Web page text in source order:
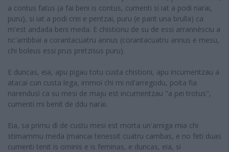
a contus fatus (a fai beni is contus, cumenti si iat a podi narai,
puru), si iat a podi crei e pentzai, puru (e parit una brulla) ca
m'est andada beni meda. E chistionu de su de essi arrannèsciu a
nc'arribbai a corantacuatru annus (corantacuatru annus e mesu,
chi boleus essi prus pretzisus puru).
E duncas, eia, apu pigau totu custa chistioni, apu incumentzau a
atacai cun custa lega, immoi chi mi nd'arregodu, poita fia
narendusì ca su mesi de maju est incumentzau "a pei trotus",
cumenti mi benit de ddu narai.
Eia, sa primu dì de custu mesi est morta un'amiga mia chi
stimammu meda (mancai tenessit cuatru cambas, e no feti duas
cumenti tenit is ominis e is feminas, e duncas, eia, si